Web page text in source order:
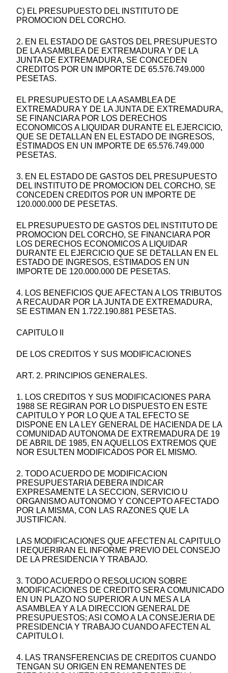
C) EL PRESUPUESTO DEL INSTITUTO DE
PROMOCION DEL CORCHO.
2. EN EL ESTADO DE GASTOS DEL PRESUPUESTO
DE LA ASAMBLEA DE EXTREMADURA Y DE LA
JUNTA DE EXTREMADURA, SE CONCEDEN
CREDITOS POR UN IMPORTE DE 65.576.749.000
PESETAS.
EL PRESUPUESTO DE LA ASAMBLEA DE
EXTREMADURA Y DE LA JUNTA DE EXTREMADURA,
SE FINANCIARA POR LOS DERECHOS
ECONOMICOS A LIQUIDAR DURANTE EL EJERCICIO,
QUE SE DETALLAN EN EL ESTADO DE INGRESOS,
ESTIMADOS EN UN IMPORTE DE 65.576.749.000
PESETAS.
3. EN EL ESTADO DE GASTOS DEL PRESUPUESTO
DEL INSTITUTO DE PROMOCION DEL CORCHO, SE
CONCEDEN CREDITOS POR UN IMPORTE DE
120.000.000 DE PESETAS.
EL PRESUPUESTO DE GASTOS DEL INSTITUTO DE
PROMOCION DEL CORCHO, SE FINANCIARA POR
LOS DERECHOS ECONOMICOS A LIQUIDAR
DURANTE EL EJERCICIO QUE SE DETALLAN EN EL
ESTADO DE INGRESOS, ESTIMADOS EN UN
IMPORTE DE 120.000.000 DE PESETAS.
4. LOS BENEFICIOS QUE AFECTAN A LOS TRIBUTOS
A RECAUDAR POR LA JUNTA DE EXTREMADURA,
SE ESTIMAN EN 1.722.190.881 PESETAS.
CAPITULO II
DE LOS CREDITOS Y SUS MODIFICACIONES
ART. 2. PRINCIPIOS GENERALES.
1. LOS CREDITOS Y SUS MODIFICACIONES PARA
1988 SE REGIRAN POR LO DISPUESTO EN ESTE
CAPITULO Y POR LO QUE A TAL EFECTO SE
DISPONE EN LA LEY GENERAL DE HACIENDA DE LA
COMUNIDAD AUTONOMA DE EXTREMADURA DE 19
DE ABRIL DE 1985, EN AQUELLOS EXTREMOS QUE
NOR ESULTEN MODIFICADOS POR EL MISMO.
2. TODO ACUERDO DE MODIFICACION
PRESUPUESTARIA DEBERA INDICAR
EXPRESAMENTE LA SECCION, SERVICIO U
ORGANISMO AUTONOMO Y CONCEPTO AFECTADO
POR LA MISMA, CON LAS RAZONES QUE LA
JUSTIFICAN.
LAS MODIFICACIONES QUE AFECTEN AL CAPITULO
I REQUERIRAN EL INFORME PREVIO DEL CONSEJO
DE LA PRESIDENCIA Y TRABAJO.
3. TODO ACUERDO O RESOLUCION SOBRE
MODIFICACIONES DE CREDITO SERA COMUNICADO
EN UN PLAZO NO SUPERIOR A UN MES A LA
ASAMBLEA Y A LA DIRECCION GENERAL DE
PRESUPUESTOS; ASI COMO A LA CONSEJERIA DE
PRESIDENCIA Y TRABAJO CUANDO AFECTEN AL
CAPITULO I.
4. LAS TRANSFERENCIAS DE CREDITOS CUANDO
TENGAN SU ORIGEN EN REMANENTES DE